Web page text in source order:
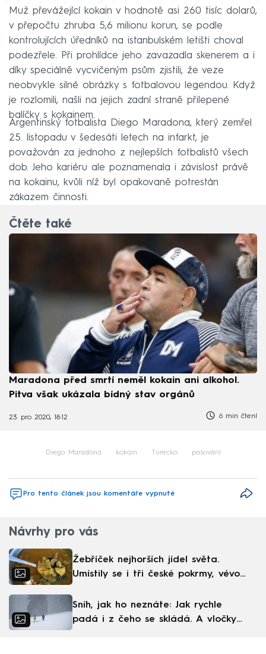
Muž převážející kokain v hodnotě asi 260 tisíc dolarů,
v přepočtu zhruba 5,6 milionu korun, se podle
kontrolujících úředníků na istanbulském letišti choval
podezřele. Při prohlídce jeho zavazadla skenerem a i
díky speciálně vycvičeným psům zjistili, že veze
neobvykle silné obrázky s fotbalovou legendou. Když
je rozlomili, našli na jejich zadní straně přilepené
balíčky s kokainem.
Argentinský fotbalista Diego Maradona, který zemřel
25. listopadu v šedesáti letech na infarkt, je
považován za jednoho z nejlepších fotbalistů všech
dob. Jeho kariéru ale poznamenala i závislost právě
na kokainu, kvůli níž byl opakovaně potrestán
zákazem činnosti.
Čtěte také
Maradona před smrtí neměl kokain ani alkohol.
Pitva však ukázala bídný stav orgánů
23. pro 2020, 18:12 6 min čtení
Diego Maradona kokain Turecko pašování
Pro tento článek jsou komentáře vypnuté
Návrhy pro vás
Žebříček nejhorších jídel světa.
Umístily se i tři české pokrmy, vévodí
Sníh, jak ho neznáte: Jak rychle
padá i z čeho se skládá. A vločky